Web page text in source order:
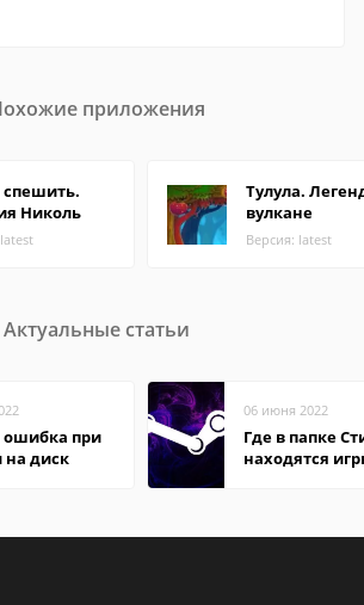
приложения
Николь
Тулула.
вулкане
Версия: latest
Актуальные статьи
ошибка при
на диск
06 июня 2022
Где в папке
находятся